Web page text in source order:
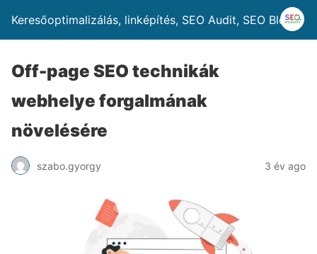
Keresőoptimalizálás, linképítés, SEO Audit, SEO Blog
Off-page SEO technikák
webhelye forgalmának
növelésére
szabo.gyorgy 3 év ago